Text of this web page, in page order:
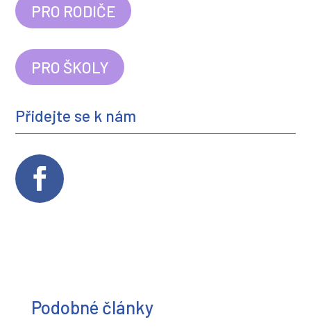
PRO RODIČE
PRO ŠKOLY
Přidejte se k nám
Podobné články